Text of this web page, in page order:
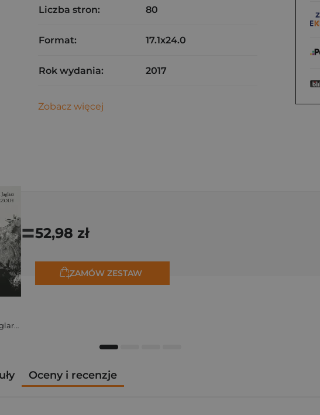
Liczba stron: 80
Format: 17.1x24.0
Rok wydania: 2017
Zobacz więcej
Stanisław Kalina Jaglarz
=52,98 zł
ZAMÓW ZESTAW
Oceny i recenzje